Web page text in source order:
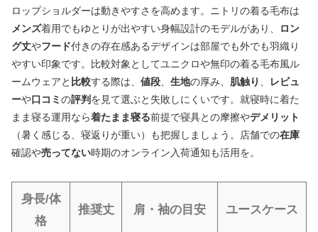
ロップショルダーは動きやすさを高めます。ニトリの着る毛布は
メンズ着用でもゆとりが出やすい身幅設計のモデルがあり、
ロン
グ丈やフード付きの存在感あるデザインは部屋でも外でも羽織り
やすい印象です。比較対象としてユニクロや無印の着る毛布風ル
ームウェアと 比較する際は、 値段 生地の厚み、 肌触り
レビュ
ーや口コミ の評判を見て選ぶと失敗しにくいです。就寝時に着た
まま寝る運用なら着たまま寝る前提で寝具との摩擦やデメリット
（暑く感じる、寝返りが重い）も把握しましょう。店舗での在庫
確認や売ってない時期のオンライン入荷通知も活用を。
身長/体
格
推奨丈 肩・袖の目安 ユースケース